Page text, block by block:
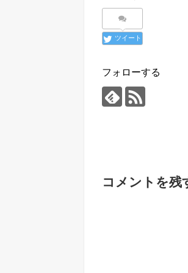
ツイート
フォローする
コメントを残